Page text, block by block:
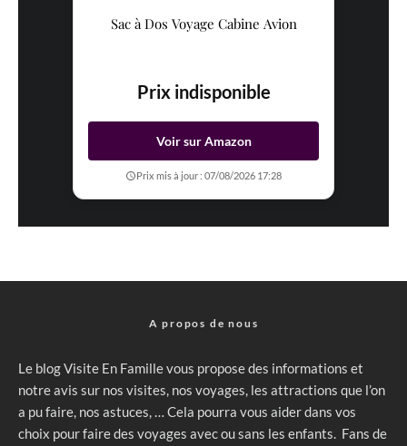
Sac à Dos Voyage Cabine Avion
Prix indisponible
Voir sur Amazon
Prix mis à jour : 07/08/2026 17:28
A propos de nous
Le blog Visite En Famille vous propose des informations et
notre avis sur nos visites, nos voyages, les attractions que l’on
a pu faire, nos astuces, … Cela pourra vous aider dans vos
choix pour faire des voyages avec ou sans les enfants. Fans de